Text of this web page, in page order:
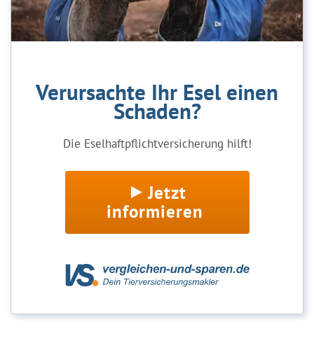
Verursachte Ihr Esel einen
Schaden?
Die Eselhaftpflichtversicherung hilft!
Jetzt
informieren